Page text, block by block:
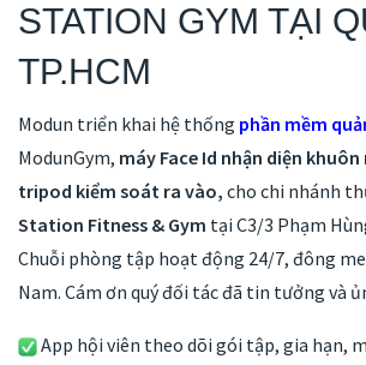
STATION GYM TẠI
TP.HCM
Modun triển khai hệ thống phần mềm
ModunGym, máy Face Id nhận diện
tripod kiểm soát ra vào, cho chi nhánh
Station Fitness & Gym tại C3/3 Phạm
Chuỗi phòng tập hoạt động 24/7, đông
Nam. Cám ơn quý đối tác đã tin tưởng và
App hội viên theo dõi gói tập, gia hạn,